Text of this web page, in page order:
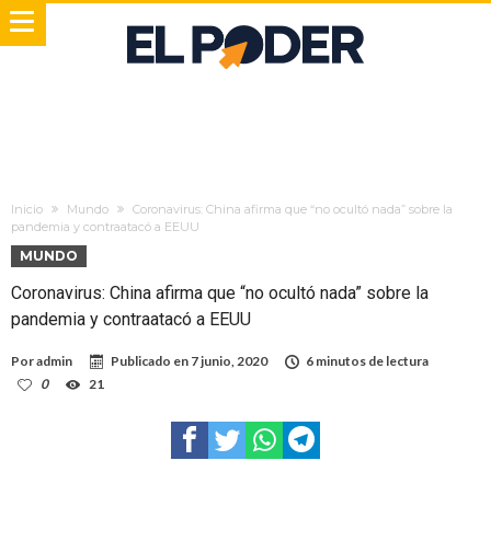
Inicio Mundo
Coronavirus: China afirma que “no ocultó nada” sobre la
pandemia y contraatacó a EEUU
MUNDO
Coronavirus: China afirma que “no ocultó nada” sobre la
pandemia y contraatacó a EEUU
Poradmin Publicado en 7 junio, 2020
6 minutos de lectura
0
21